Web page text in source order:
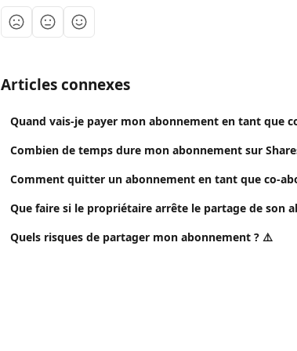
Articles connexes
Quand vais-je payer mon abonnement en tant que
Combien de temps dure mon abonnement sur
Comment quitter un abonnement en tant que co-
Que faire si le propriétaire arrête le partage de son
Quels risques de partager mon abonnement ? ⚠️